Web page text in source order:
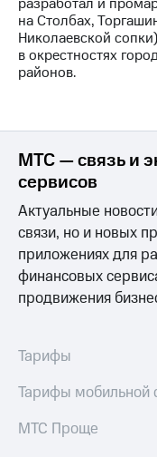
о
Регистратор
Реквизиты
Контакты
развитие
деловая этика
На главную
на Столбах,
Николаевской
в окрестностях
районов.
МТС — связь и
сервисов
Актуальные
связи, но и новых
приложениях для
финансовых
продвижения
Тарифы
Тарифы мобильной
МТС Проще